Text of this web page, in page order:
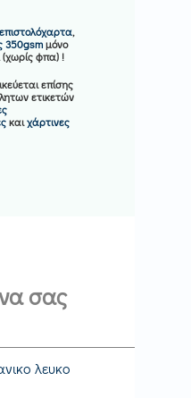
επιστολόχαρτα,
350gsmμόνο
(χωρίς φπα) !
επίσης
ετικετών
καιχάρτινες
σας